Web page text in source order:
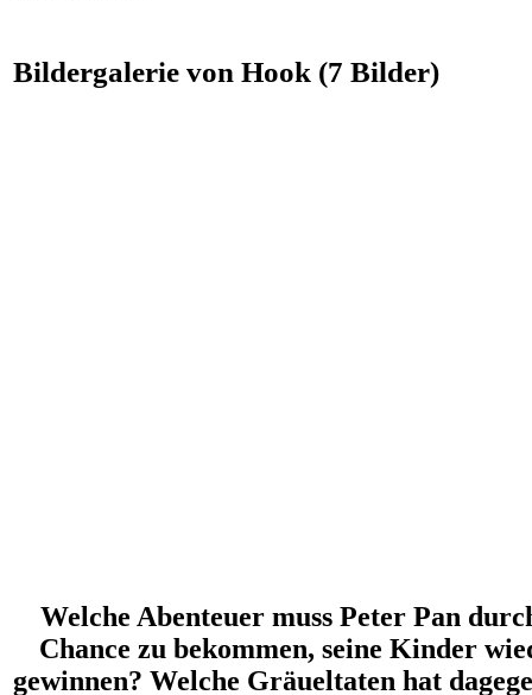
Bildergalerie von Hook (7 Bilder)
Welche Abenteuer muss Peter Pan
Chance zu bekommen, seine Kinder
gewinnen? Welche Gräueltaten hat